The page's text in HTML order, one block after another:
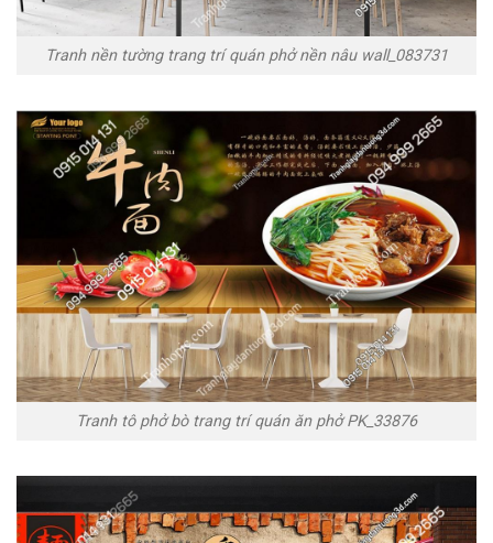
Tranh nền tường trang trí quán phở nền nâu wall_083731
Tranh tô phở bò trang trí quán ăn phở PK_33876